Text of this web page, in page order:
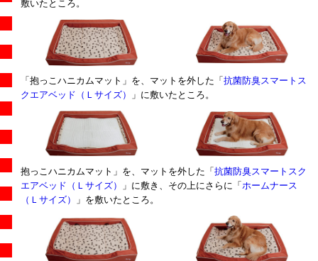
敷いたところ。
「抱っこハニカムマット」を、マットを外した「 抗菌防臭スマートス
クエアベッド（Ｌサイズ）
」に敷いたところ。
抱っこハニカムマット」を、マットを外した「 抗菌防臭スマートスク
エアベッド（Ｌサイズ）
」に敷き、その上にさらに「 ホームナース
（Ｌサイズ）
」を敷いたところ。